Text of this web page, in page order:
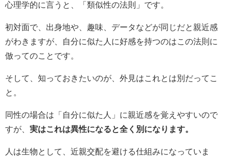
心理学的に言うと、「類似性の法則」です。
初対面で、出身地や、趣味、データなどが同じだと親近感
がわきますが、自分に似た人に好感を持つのはこの法則に
倣ってのことです。
そして、知っておきたいのが、外見はこれとは別だってこ
と。
同性の場合は「自分に似た人」に親近感を覚えやすいので
すが、 実はこれは異性になると全く別になります。
人は生物として、近親交配を避ける仕組みになっていま